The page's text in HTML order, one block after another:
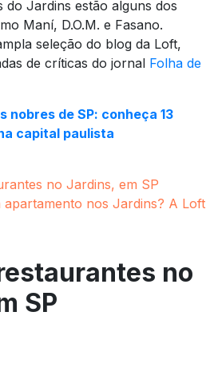
Jardins estão alguns dos
Maní, D.O.M. e Fasano.
seleção do blog da Loft,
de críticas do jornal Folha de
nobres de SP: conheça 13
capital paulista
no Jardins, em SP
nos Jardins? A Loft
no
SP